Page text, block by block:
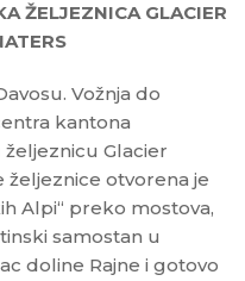
ŽELJEZNICA GLACIER
Vožnja do
kantona
Glacier
željeznice otvorena je
Alpi“ preko mostova,
samostan u
doline Rajne i gotovo